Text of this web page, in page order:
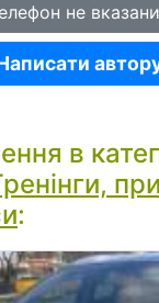
не
в
: